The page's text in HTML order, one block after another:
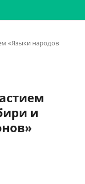
«Языки народов
и